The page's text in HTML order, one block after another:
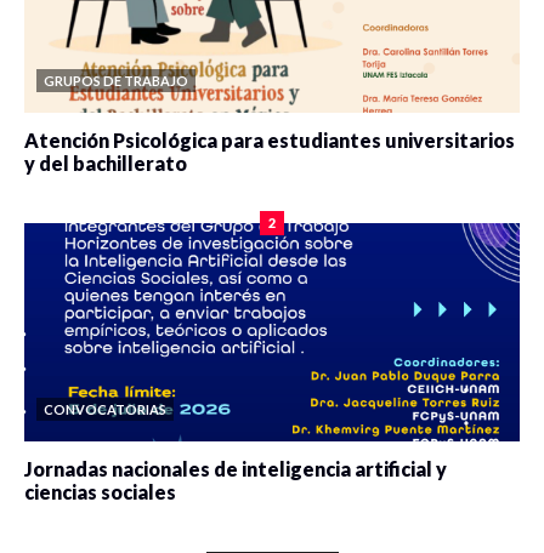
GRUPOS DE TRABAJO
Atención Psicológica para estudiantes universitarios
y del bachillerato
2
CONVOCATORIAS
Jornadas nacionales de inteligencia artificial y
ciencias sociales